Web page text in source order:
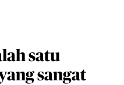
satu
sangat